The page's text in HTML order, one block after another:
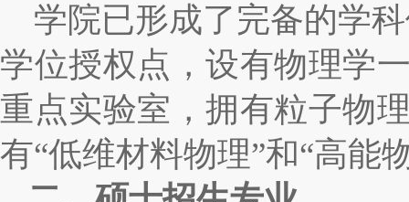
学院已形成了完备的学
学位授权点，设有物理学
重点实验室，拥有粒子物
有“低维材料物理”和“高能